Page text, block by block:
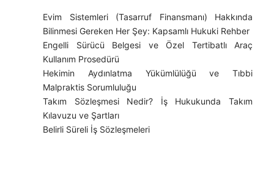
Evim Sistemleri (Tasarruf Finansmanı) Hakkında
Bilinmesi Gereken Her Şey: Kapsamlı Hukuki Rehber
Engelli Sürücü Belgesi ve Özel Tertibatlı Araç
Kullanım Prosedürü
Hekimin Aydınlatma Yükümlülüğü ve Tıbbi
Malpraktis Sorumluluğu
Takım Sözleşmesi Nedir? İş Hukukunda Takım
Kılavuzu ve Şartları
Belirli Süreli İş Sözleşmeleri